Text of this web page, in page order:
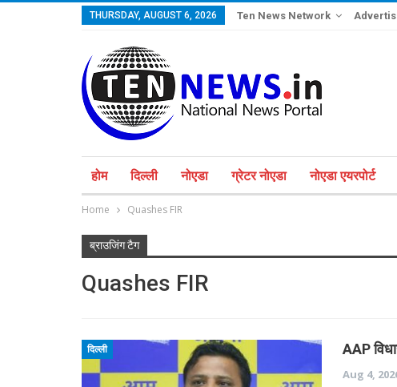
THURSDAY, AUGUST 6, 2026 Ten News Network
होम दिल्ली नोएडा ग्रेटर नोएडा नोएडा एयरपोर्ट
Home Quashes FIR
ब्राउजिंग टैग
Quashes FIR
दिल्ली AAP
Aug 4,